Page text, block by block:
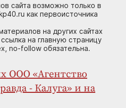
сайта возможно только в
как первоисточника
на других сайтах
на главную страницу
no-follow обязательна.
ООО «Агентство
- Калуга» и на